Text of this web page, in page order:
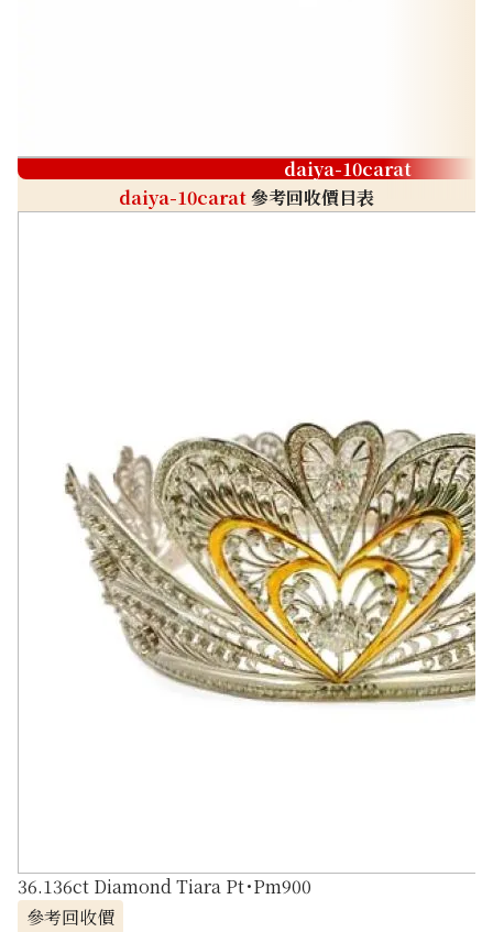
daiya-10carat
daiya-10carat參考回收價目表
36.136ct Diamond Tiara Pt･Pm900
參考回收價